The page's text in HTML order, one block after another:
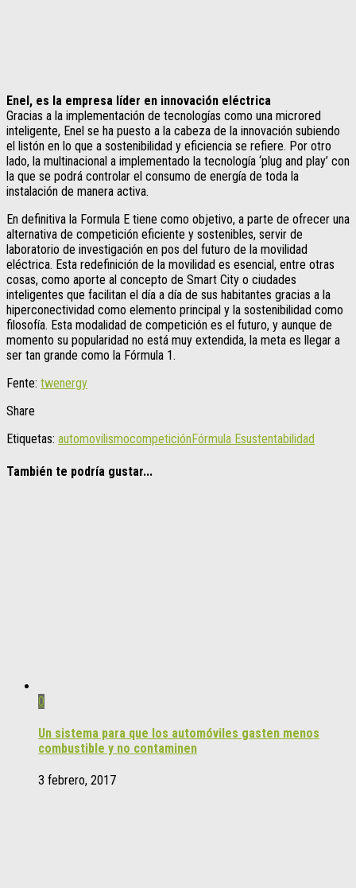
Enel, es la empresa líder en innovación eléctrica
Gracias a la implementación de tecnologías como una microred
inteligente, Enel se ha puesto a la cabeza de la innovación subiendo
el listón en lo que a sostenibilidad y eficiencia se refiere. Por otro
lado, la multinacional a implementado la tecnología ‘plug and play’ con
la que se podrá controlar el consumo de energía de toda la
instalación de manera activa.
En definitiva la Formula E tiene como objetivo, a parte de ofrecer una
alternativa de competición eficiente y sostenibles, servir de
laboratorio de investigación en pos del futuro de la movilidad
eléctrica. Esta redefinición de la movilidad es esencial, entre otras
cosas, como aporte al concepto de Smart City o ciudades
inteligentes que facilitan el día a día de sus habitantes gracias a la
hiperconectividad como elemento principal y la sostenibilidad como
filosofía. Esta modalidad de competición es el futuro, y aunque de
momento su popularidad no está muy extendida, la meta es llegar a
ser tan grande como la Fórmula 1.
Fente: twenergy
Share
Etiquetas: automovilismocompetición Fórmula Esustentabilidad
También te podría gustar...
0
Un sistema para que los automóviles gasten menos
combustible y no contaminen
3 febrero, 2017